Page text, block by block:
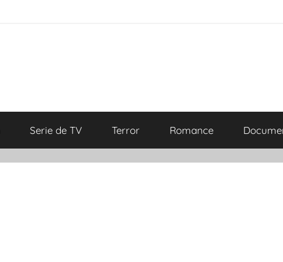
Serie de TV Terror Romance